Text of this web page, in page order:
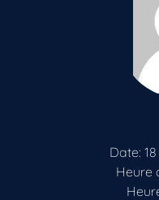
Date:
Heure